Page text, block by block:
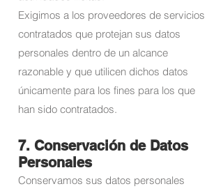
Exigimos a los proveedores de servicios
contratados que protejan sus datos
personales dentro de un alcance
razonable y que utilicen dichos datos
únicamente para los fines para los que
han sido contratados.
7. Conservación de Datos
Personales
Conservamos sus datos personales